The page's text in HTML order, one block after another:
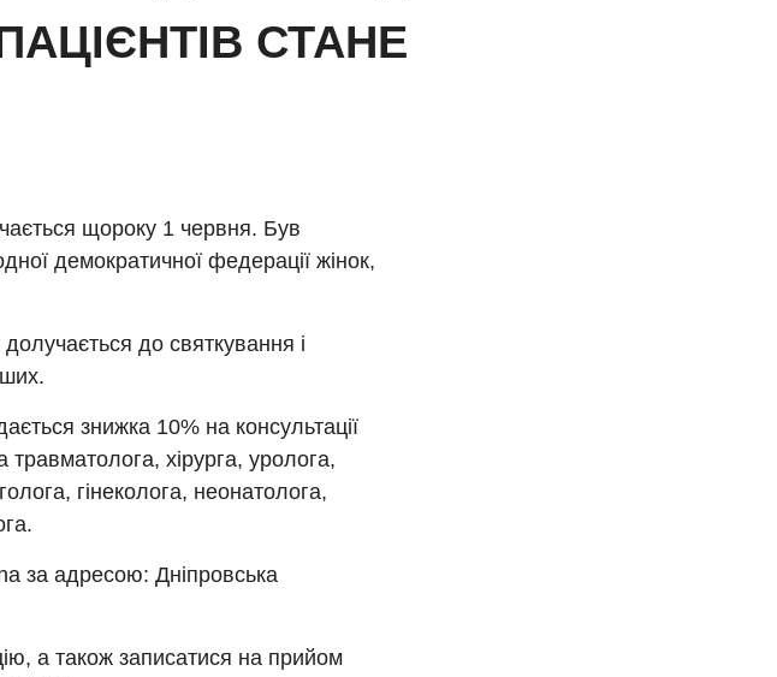
СТАНЕ
щороку 1 червня. Був
демократичної федерації жінок,
до святкування і
знижка 10% на консультації
травматолога, хірурга, уролога,
гінеколога, неонатолога,
за адресою: Дніпровська
а також записатися на прийом